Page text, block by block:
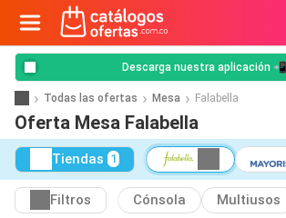
Descarga nuestra aplicación 📲
Todas las ofertas Mesa Falabella
Oferta Mesa Falabella
Tiendas 1
Filtros Cónsola Multiusos